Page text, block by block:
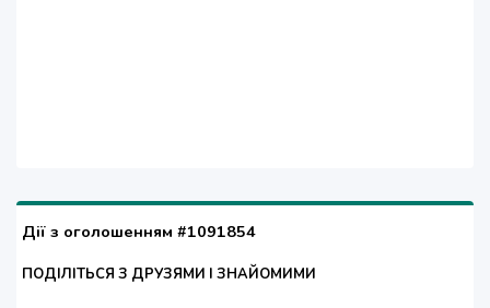
Дії з оголошенням #1091854
ПОДІЛІТЬСЯ З ДРУЗЯМИ І ЗНАЙОМИМИ